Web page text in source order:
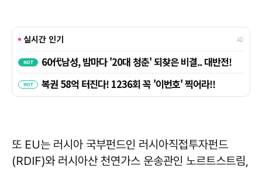
또 EU는 러시아 국부펀드인 러시아직접투자펀드
(RDIF)와 러시아산 천연가스 운송관인 노르트스트림,